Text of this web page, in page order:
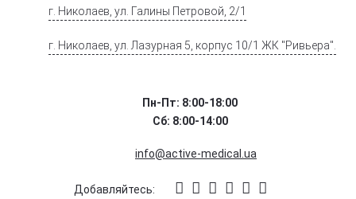
г. Николаев, ул. Галины Петровой, 2/1
г. Николаев, ул. Лазурная 5, корпус 10/1 ЖК "Ривьера".
Пн-Пт: 8:00-18:00
Сб: 8:00-14:00
info@active-medical.ua
Добавляйтесь: